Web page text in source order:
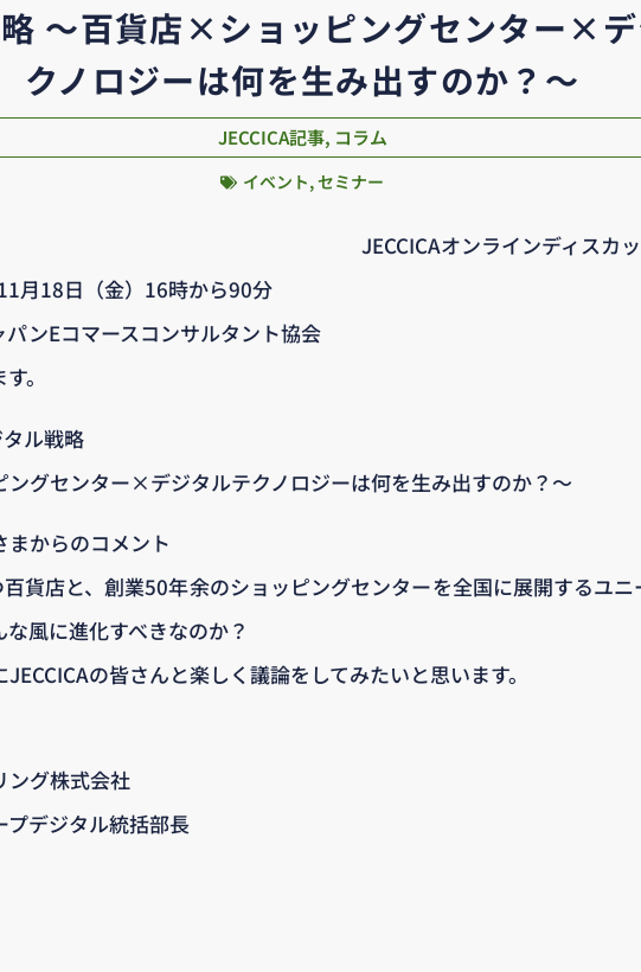
～百貨店×ショッピングセンター×デ
クノロジーは何を生み出すのか？～
JECCICA記事, コラム
イベント,セミナー
JECCICAオンラインディスカ
月18日（金）16時から90分
パンEコマースコンサルタント協会
。
ル戦略
グセンター×デジタルテクノロジーは何を生み出すのか？～
からのコメント
貨店と、創業50年余のショッピングセンターを全国に展開するユ
風に進化すべきなのか？
の皆さんと楽しく議論をしてみたいと思います。
ング株式会社
デジタル統括部長